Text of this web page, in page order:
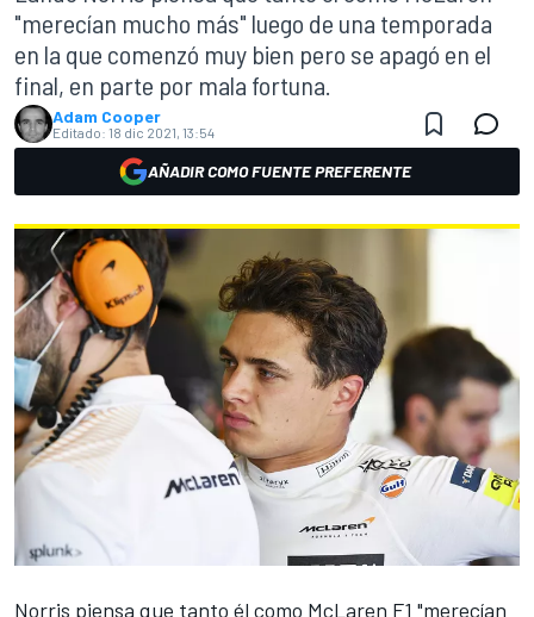
"merecían mucho más" luego de una temporada
en la que comenzó muy bien pero se apagó en el
final, en parte por mala fortuna.
Adam Cooper
Editado: 18 dic 2021, 13:54
AÑADIR COMO FUENTE PREFERENTE
Norris piensa que tanto él como McLaren F1 "merecían